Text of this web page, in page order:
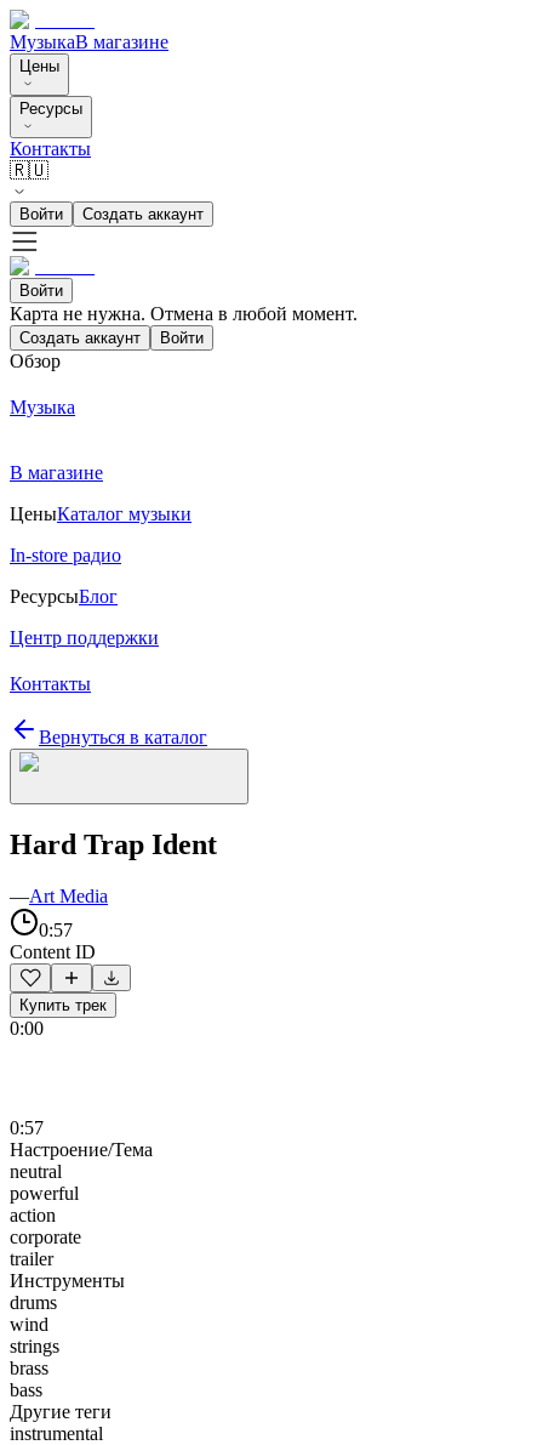
МузыкаВ магазине
Цены
Ресурсы
Контакты
🇷🇺
Войти Создать аккаунт
Войти
Карта не нужна. Отмена в любой момент.
Создать аккаунт Войти
Обзор
Музыка
В магазине
ЦеныКаталог музыки
In-store радио
РесурсыБлог
Центр поддержки
Контакты
Вернуться в каталог
Hard Trap Ident
—Art Media
0:57
Content ID
Купить трек
0:00
0:57
Настроение/Тема
neutral
powerful
action
corporate
trailer
Инструменты
drums
wind
strings
brass
bass
Другие теги
instrumental